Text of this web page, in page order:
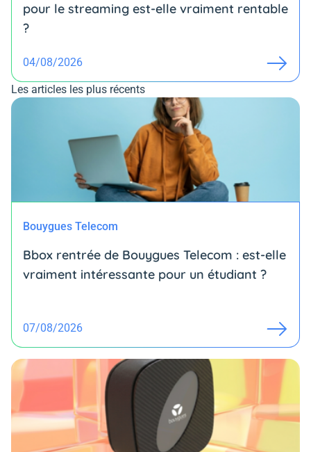
pour le streaming est-elle vraiment rentable
?
04/08/2026
Les articles les plus récents
Bouygues Telecom
Bbox rentrée de Bouygues Telecom : est-elle
vraiment intéressante pour un étudiant ?
07/08/2026